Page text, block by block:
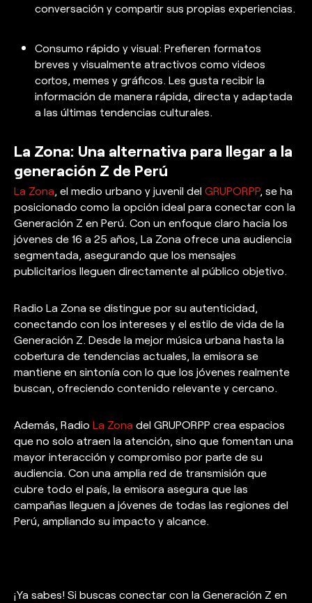
conversación y compartir sus propias experiencias.
Consumo rápido y visual: Prefieren formatos
breves y visualmente atractivos como videos
cortos, memes y gráficos. Les gusta recibir la
información de manera rápida, directa y adaptada
a las últimas tendencias culturales.
La Zona: Una alternativa para llegar a la
generación Z de Perú
La Zona, el medio urbano y juvenil del GRUPORPP, se ha
posicionado como la opción ideal para conectar con la
Generación Z en Perú. Con un enfoque claro hacia los
jóvenes de 16 a 25 años, La Zona ofrece una audiencia
segmentada, asegurando que los mensajes
publicitarios lleguen directamente al público objetivo.
Radio La Zona se distingue por su autenticidad,
conectando con los intereses y el estilo de vida de la
Generación Z. Desde la mejor música urbana hasta la
cobertura de tendencias actuales, la emisora se
mantiene en sintonía con lo que los jóvenes realmente
buscan, ofreciendo contenido relevante y cercano.
Además, Radio La Zona del GRUPORPP crea espacios
que no solo atraen la atención, sino que fomentan una
mayor interacción y compromiso por parte de su
audiencia. Con una amplia red de transmisión que
cubre todo el país, la emisora asegura que las
campañas lleguen a jóvenes de todas las regiones del
Perú, ampliando su impacto y alcance.
¡Ya sabes! Si buscas conectar con la Generación Z en